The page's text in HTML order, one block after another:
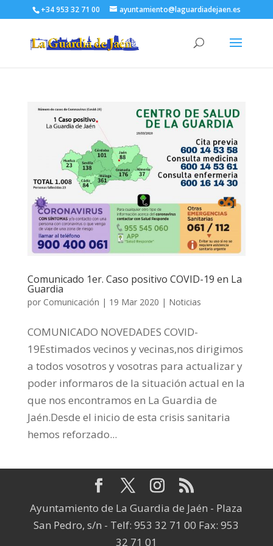
+34 953 32 71 00 ayuntamiento@laguardiadejaen.es
Comunicado 1er. Caso positivo COVID-19 en La
Guardia
por Comunicación | 19 Mar 2020 | Noticias
COMUNICADO NOVEDADES COVID-
19Estimados vecinos y vecinas,nos dirigimos
a todos vosotros y vosotras para actualizar y
poder informaros de la situación actual en la
que nos encontramos en La Guardia de
Jaén.Desde el inicio de esta crisis sanitaria
hemos reforzado...
Ayuntamiento de La Guardia de Jaén - Plaza
San Pedro, s/n - Telf: 953 32 71 00 Fax: 953
32 71 01